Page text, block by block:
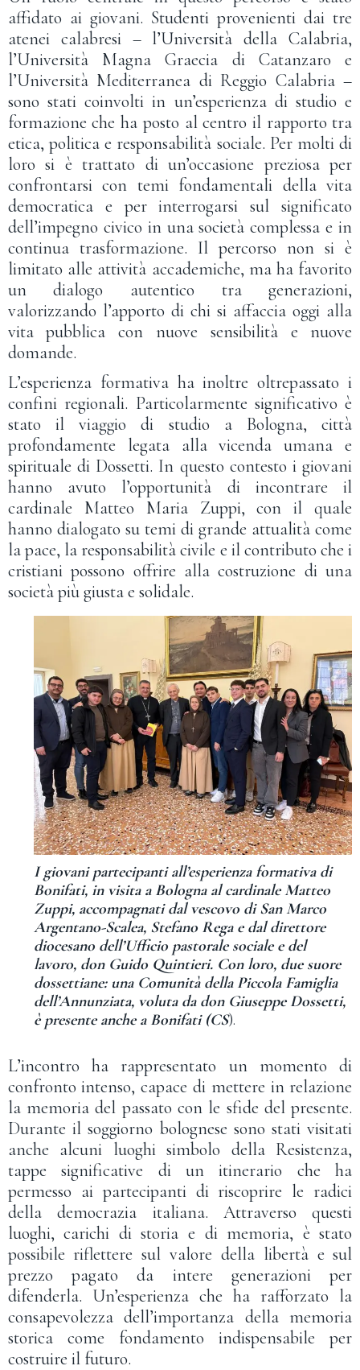
affidato ai giovani. Studenti provenienti dai tre
atenei calabresi – l’Università della Calabria,
l’Università Magna Graecia di Catanzaro e
l’Università Mediterranea di Reggio Calabria –
sono stati coinvolti in un’esperienza di studio e
formazione che ha posto al centro il rapporto tra
etica, politica e responsabilità sociale. Per molti di
loro si è trattato di un’occasione preziosa per
confrontarsi con temi fondamentali della vita
democratica e per interrogarsi sul significato
dell’impegno civico in una società complessa e in
continua trasformazione. Il percorso non si è
limitato alle attività accademiche, ma ha favorito
un dialogo autentico tra generazioni,
valorizzando l’apporto di chi si affaccia oggi alla
vita pubblica con nuove sensibilità e nuove
domande.
L’esperienza formativa ha inoltre oltrepassato i
confini regionali. Particolarmente significativo è
stato il viaggio di studio a Bologna, città
profondamente legata alla vicenda umana e
spirituale di Dossetti. In questo contesto i giovani
hanno avuto l’opportunità di incontrare il
cardinale Matteo Maria Zuppi, con il quale
hanno dialogato su temi di grande attualità come
la pace, la responsabilità civile e il contributo che i
cristiani possono offrire alla costruzione di una
società più giusta e solidale.
I giovani partecipanti all’esperienza formativa di
Bonifati, in visita a Bologna al cardinale Matteo
Zuppi, accompagnati dal vescovo di San Marco
Argentano-Scalea, Stefano Rega e dal direttore
diocesano dell’Ufficio pastorale sociale e del
lavoro, don Guido Quintieri. Con loro, due suore
dossettiane: una Comunità della Piccola Famiglia
dell’Annunziata, voluta da don Giuseppe Dossetti,
è presente anche a Bonifati (CS).
L’incontro ha rappresentato un momento di
confronto intenso, capace di mettere in relazione
la memoria del passato con le sfide del presente.
Durante il soggiorno bolognese sono stati visitati
anche alcuni luoghi simbolo della Resistenza,
tappe significative di un itinerario che ha
permesso ai partecipanti di riscoprire le radici
della democrazia italiana. Attraverso questi
luoghi, carichi di storia e di memoria, è stato
possibile riflettere sul valore della libertà e sul
prezzo pagato da intere generazioni per
difenderla. Un’esperienza che ha rafforzato la
consapevolezza dell’importanza della memoria
storica come fondamento indispensabile per
costruire il futuro.